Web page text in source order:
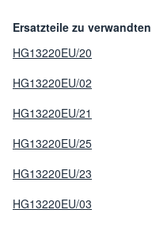
Ersatzteile zu
HG13220EU/20
HG13220EU/02
HG13220EU/21
HG13220EU/25
HG13220EU/23
HG13220EU/03